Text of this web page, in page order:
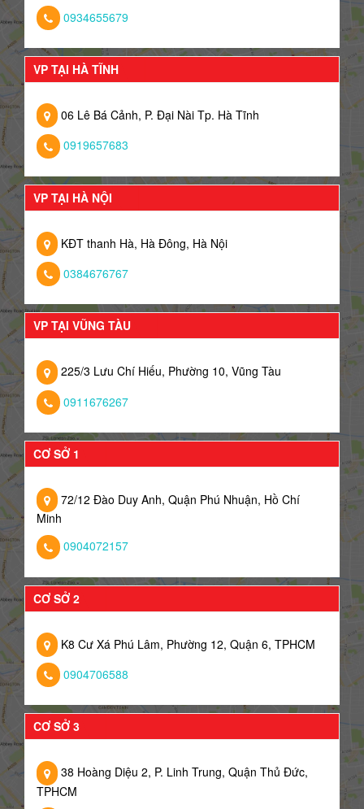
0934655679
VP TẠI HÀ TĨNH
06 Lê Bá Cảnh, P. Đại Nài Tp. Hà Tĩnh
0919657683
VP TẠI HÀ NỘI
KĐT thanh Hà, Hà Đông, Hà Nội
0384676767
VP TẠI VŨNG TÀU
225/3 Lưu Chí Hiếu, Phường 10, Vũng Tàu
0911676267
CƠ SỞ 1
72/12 Đào Duy Anh, Quận Phú Nhuận, Hồ Chí
Minh
0904072157
CƠ SỞ 2
K8 Cư Xá Phú Lâm, Phường 12, Quận 6, TPHCM
0904706588
CƠ SỞ 3
38 Hoàng Diệu 2, P. Linh Trung, Quận Thủ Đức,
TPHCM